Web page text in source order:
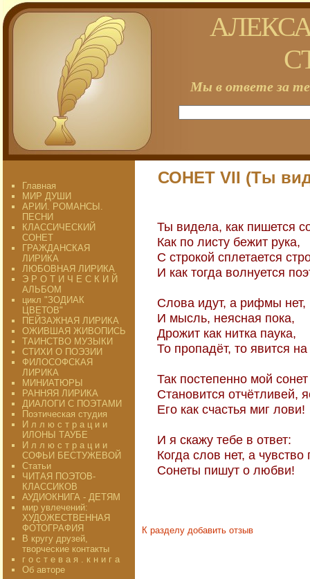
Мы в ответе за
Главная
МИР ДУШИ
АРИИ. РОМАНСЫ.
ПЕСНИ
КЛАССИЧЕСКИЙ
СОНЕТ
ГРАЖДАНСКАЯ
ЛИРИКА
ЛЮБОВНАЯ ЛИРИКА
Э Р О Т И Ч Е С К И Й
АЛЬБОМ
цикл "ЗОДИАК
ЦВЕТОВ"
ПЕЙЗАЖНАЯ ЛИРИКА
ОЖИВШАЯ ЖИВОПИСЬ
ТАИНСТВО МУЗЫКИ
СТИХИ О ПОЭЗИИ
ФИЛОСОФСКАЯ
ЛИРИКА
МИНИАТЮРЫ
РАННЯЯ ЛИРИКА
ДИАЛОГИ С ПОЭТАМИ
Поэтическая студия
И л л ю с т р а ц и и
ИЛОНЫ ТАУБЕ
И л л ю с т р а ц и и
СОФЬИ БЕСТУЖЕВОЙ
Статьи
ЧИТАЯ ПОЭТОВ-
КЛАССИКОВ
АУДИОКНИГА - ДЕТЯМ
мир увлечений:
ХУДОЖЕСТВЕННАЯ
ФОТОГРАФИЯ
В кругу друзей,
творческие контакты
г о с т е в а я . к н и г а
Об авторе
СОНЕТ VII (Ты
Ты видела, как пишется
Как по листу бежит рука,
С строкой сплетается
И как тогда волнуется
Слова идут, а рифмы нет,
И мысль, неясная пока,
Дрожит как нитка паука,
То пропадёт, то явится на
Так постепенно мой сонет
Становится отчётливей,
Его как счастья миг лови!
И я скажу тебе в ответ:
Когда слов нет, а чувство
Сонеты пишут о любви!
К разделу добавить отзыв